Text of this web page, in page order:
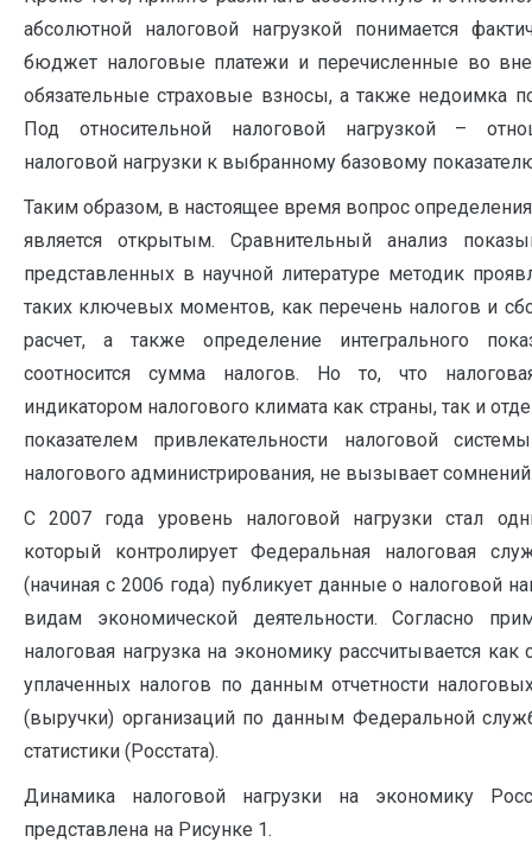
абсолютной налоговой нагрузкой понимается
бюджет налоговые платежи и перечисленные во
обязательные страховые взносы, а также недоимка
Под относительной налоговой нагрузкой –
налоговой нагрузки к выбранному базовому
Таким образом, в настоящее время вопрос
является открытым. Сравнительный анализ
представленных в научной литературе методик
таких ключевых моментов, как перечень налогов и
расчет, а также определение интегрального
соотносится сумма налогов. Но то, что
индикатором налогового климата как страны, так и
показателем привлекательности налоговой
налогового администрирования, не вызывает
С 2007 года уровень налоговой нагрузки стал
который контролирует Федеральная налоговая
(начиная с 2006 года) публикует данные о налоговой
видам экономической деятельности. Согласно
налоговая нагрузка на экономику рассчитывается
уплаченных налогов по данным отчетности
(выручки) организаций по данным Федеральной
статистики (Росстата).
Динамика налоговой нагрузки на экономику
представлена на Рисунке 1.